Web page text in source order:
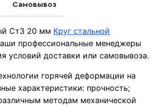
Самовывоз
Ст3 20 мм Круг стальной
профессиональные менеджеры
условий доставки или самовывоза.
горячей деформации на
характеристики: прочность;
методам механической